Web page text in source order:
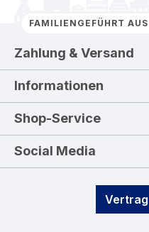
FAMILIENGEFÜHRT
Zahlung & Versand
Informationen
Shop-Service
Social Media